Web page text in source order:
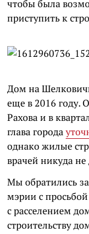
чтобы была
приступить к
Дом на
еще в 2016 году.
Рахова и в
глава города
однако жилые
врачей никуда
Мы обратились
мэрии с
с расселением
строительству